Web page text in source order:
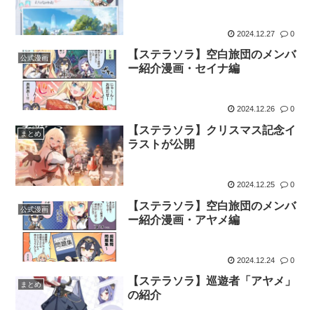
2024.12.27 0
公式漫画
【ステラソラ】空白旅団のメンバ
ー紹介漫画・セイナ編
2024.12.26 0
まとめ
【ステラソラ】クリスマス記念イ
ラストが公開
2024.12.25 0
公式漫画
【ステラソラ】空白旅団のメンバ
ー紹介漫画・アヤメ編
2024.12.24 0
まとめ
【ステラソラ】巡遊者「アヤメ」
の紹介